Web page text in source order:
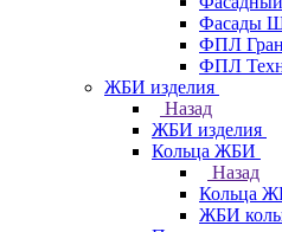
Фасады
ФПЛ
ФПЛ
ЖБИ изделия
Назад
ЖБИ изделия
Кольца ЖБИ
Назад
Кольца
ЖБИ